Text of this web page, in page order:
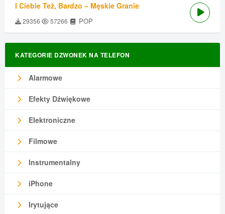
I Ciebie Też, Bardzo – Męskie Granie
29356 57266 POP
KATEGORIE DZWONEK NA TELEFON
Alarmowe
Efekty Dźwiękowe
Elektroniczne
Filmowe
Instrumentalny
iPhone
Irytujące